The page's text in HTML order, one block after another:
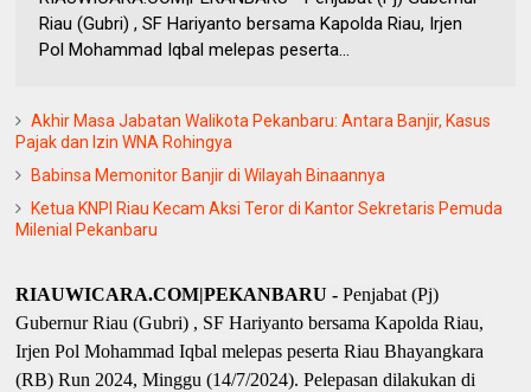
Riau (Gubri) , SF Hariyanto bersama Kapolda Riau, Irjen
Pol Mohammad Iqbal melepas peserta...
Akhir Masa Jabatan Walikota Pekanbaru: Antara Banjir, Kasus
Pajak dan Izin WNA Rohingya
Babinsa Memonitor Banjir di Wilayah Binaannya
Ketua KNPI Riau Kecam Aksi Teror di Kantor Sekretaris Pemuda
Milenial Pekanbaru
RIAUWICARA.COM|PEKANBARU -Penjabat (Pj)
Gubernur Riau (Gubri) , SF Hariyanto bersama Kapolda Riau,
Irjen Pol Mohammad Iqbal melepas peserta Riau Bhayangkara
(RB) Run 2024, Minggu (14/7/2024). Pelepasan dilakukan di